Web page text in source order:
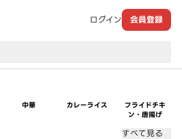
ログイン 会員登録
中華 カレーライス
フライドチキ
ン・唐揚げ
すべて見る